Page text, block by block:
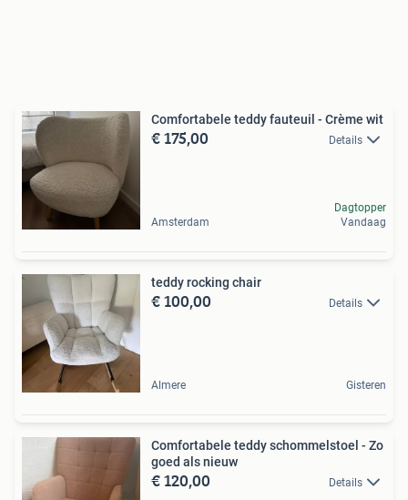
Comfortabele teddy fauteuil - Crème wit
€ 175,00 Details
Amsterdam
Dagtopper
Vandaag
teddy rocking chair
€ 100,00 Details
Almere Gisteren
Comfortabele teddy schommelstoel - Zo
goed als nieuw
€ 120,00 Details